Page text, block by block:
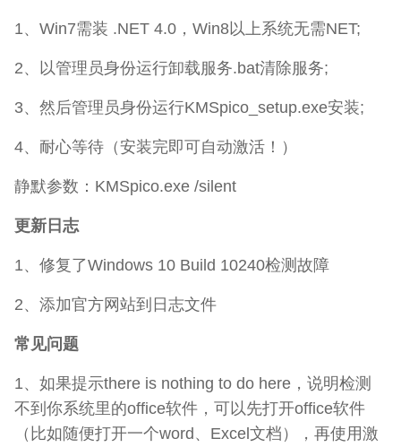
1、Win7需装 .NET 4.0，Win8以上系统无需NET;
2、以管理员身份运行卸载服务.bat清除服务;
3、然后管理员身份运行KMSpico_setup.exe安装;
4、耐心等待（安装完即可自动激活！）
静默参数：KMSpico.exe /silent
更新日志
1、修复了Windows 10 Build 10240检测故障
2、添加官方网站到日志文件
常见问题
1、如果提示there is nothing to do here，说明检测
不到你系统里的office软件，可以先打开office软件
（比如随便打开一个word、Excel文档），再使用激